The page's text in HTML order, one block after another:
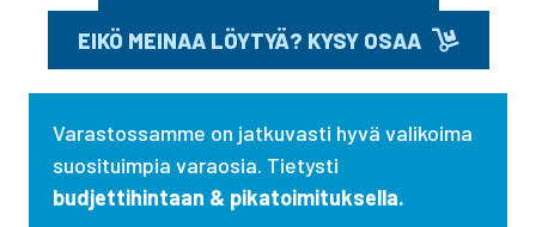
Varastossamme on jatkuvasti hyvä valikoima
suosituimpia varaosia. Tietysti
budjettihintaan & pikatoimituksella.
EIKÖ MEINAA LÖYTYÄ? KYSY OSAA